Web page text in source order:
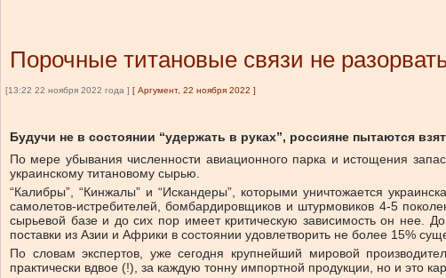
Порочные титановые связи не
[13:22 22 ноября 2022 года ] [ Аргумент, 22 ноября 2022 ]
Будучи не в состоянии “удержать в руках”, россияне пытаются
По мере убывания численности авиационного парка и истощения
украинскому титановому сырью.
“Калибры”, “Кинжалы” и “Искандеры”, которыми уничтожается
самолетов-истребителей, бомбардировщиков и штурмовиков 4-5
сырьевой базе и до сих пор имеет критическую зависимость он нее.
поставки из Азии и Африки в состоянии удовлетворить не более 15%
По словам экспертов, уже сегодня крупнейший мировой
практически вдвое (!), за каждую тонну импортной продукции, но и это